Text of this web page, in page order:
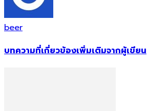
beer
บทความที่เกี่ยวข้องเพิ่มเติมจากผู้เขียน